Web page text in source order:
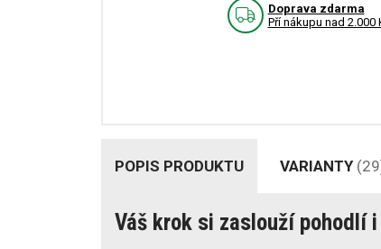
Doprava zdarma
Pří nákupu nad 2.000
POPIS PRODUKTU VARIANTY
Váš krok si zaslouží pohodlí